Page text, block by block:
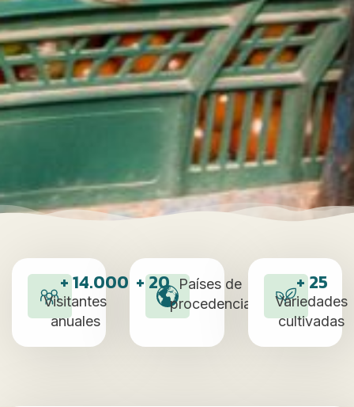
Visitantes
anuales
+ 14.000
Países de
procedencia
+ 20
Variedades
cultivadas
+ 25